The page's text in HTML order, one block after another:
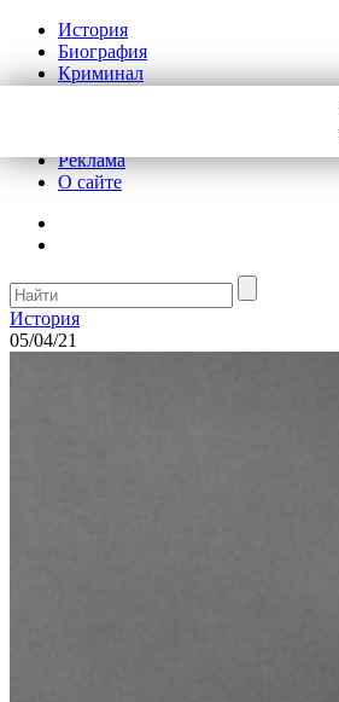
История
Биография
Криминал
Реклама
О сайте
История
05/04/21